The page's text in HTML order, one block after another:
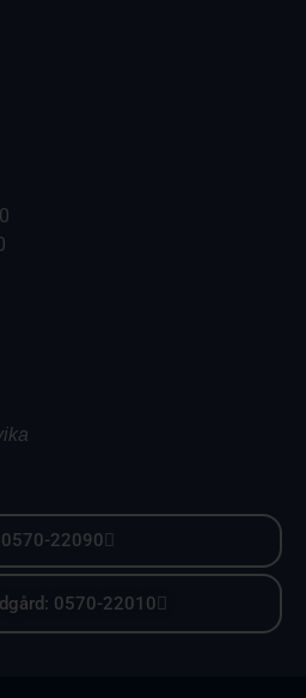
0570-22090
0570-22010